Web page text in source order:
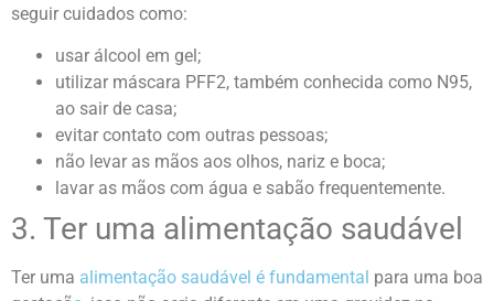
seguir cuidados como:
usar álcool em gel;
utilizar máscara PFF2, também conhecida como N95,
ao sair de casa;
evitar contato com outras pessoas;
não levar as mãos aos olhos, nariz e boca;
lavar as mãos com água e sabão frequentemente.
3. Ter uma alimentação saudável
Ter uma alimentação saudável é fundamental para uma boa